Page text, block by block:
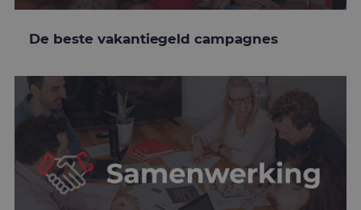
De beste vakantiegeld campagnes